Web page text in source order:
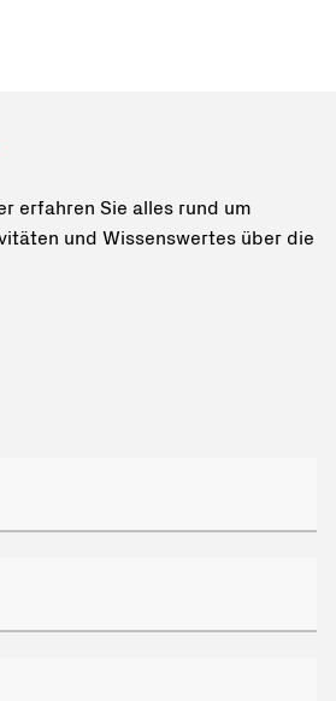
erfahren Sie alles rund um
und Wissenswertes über die